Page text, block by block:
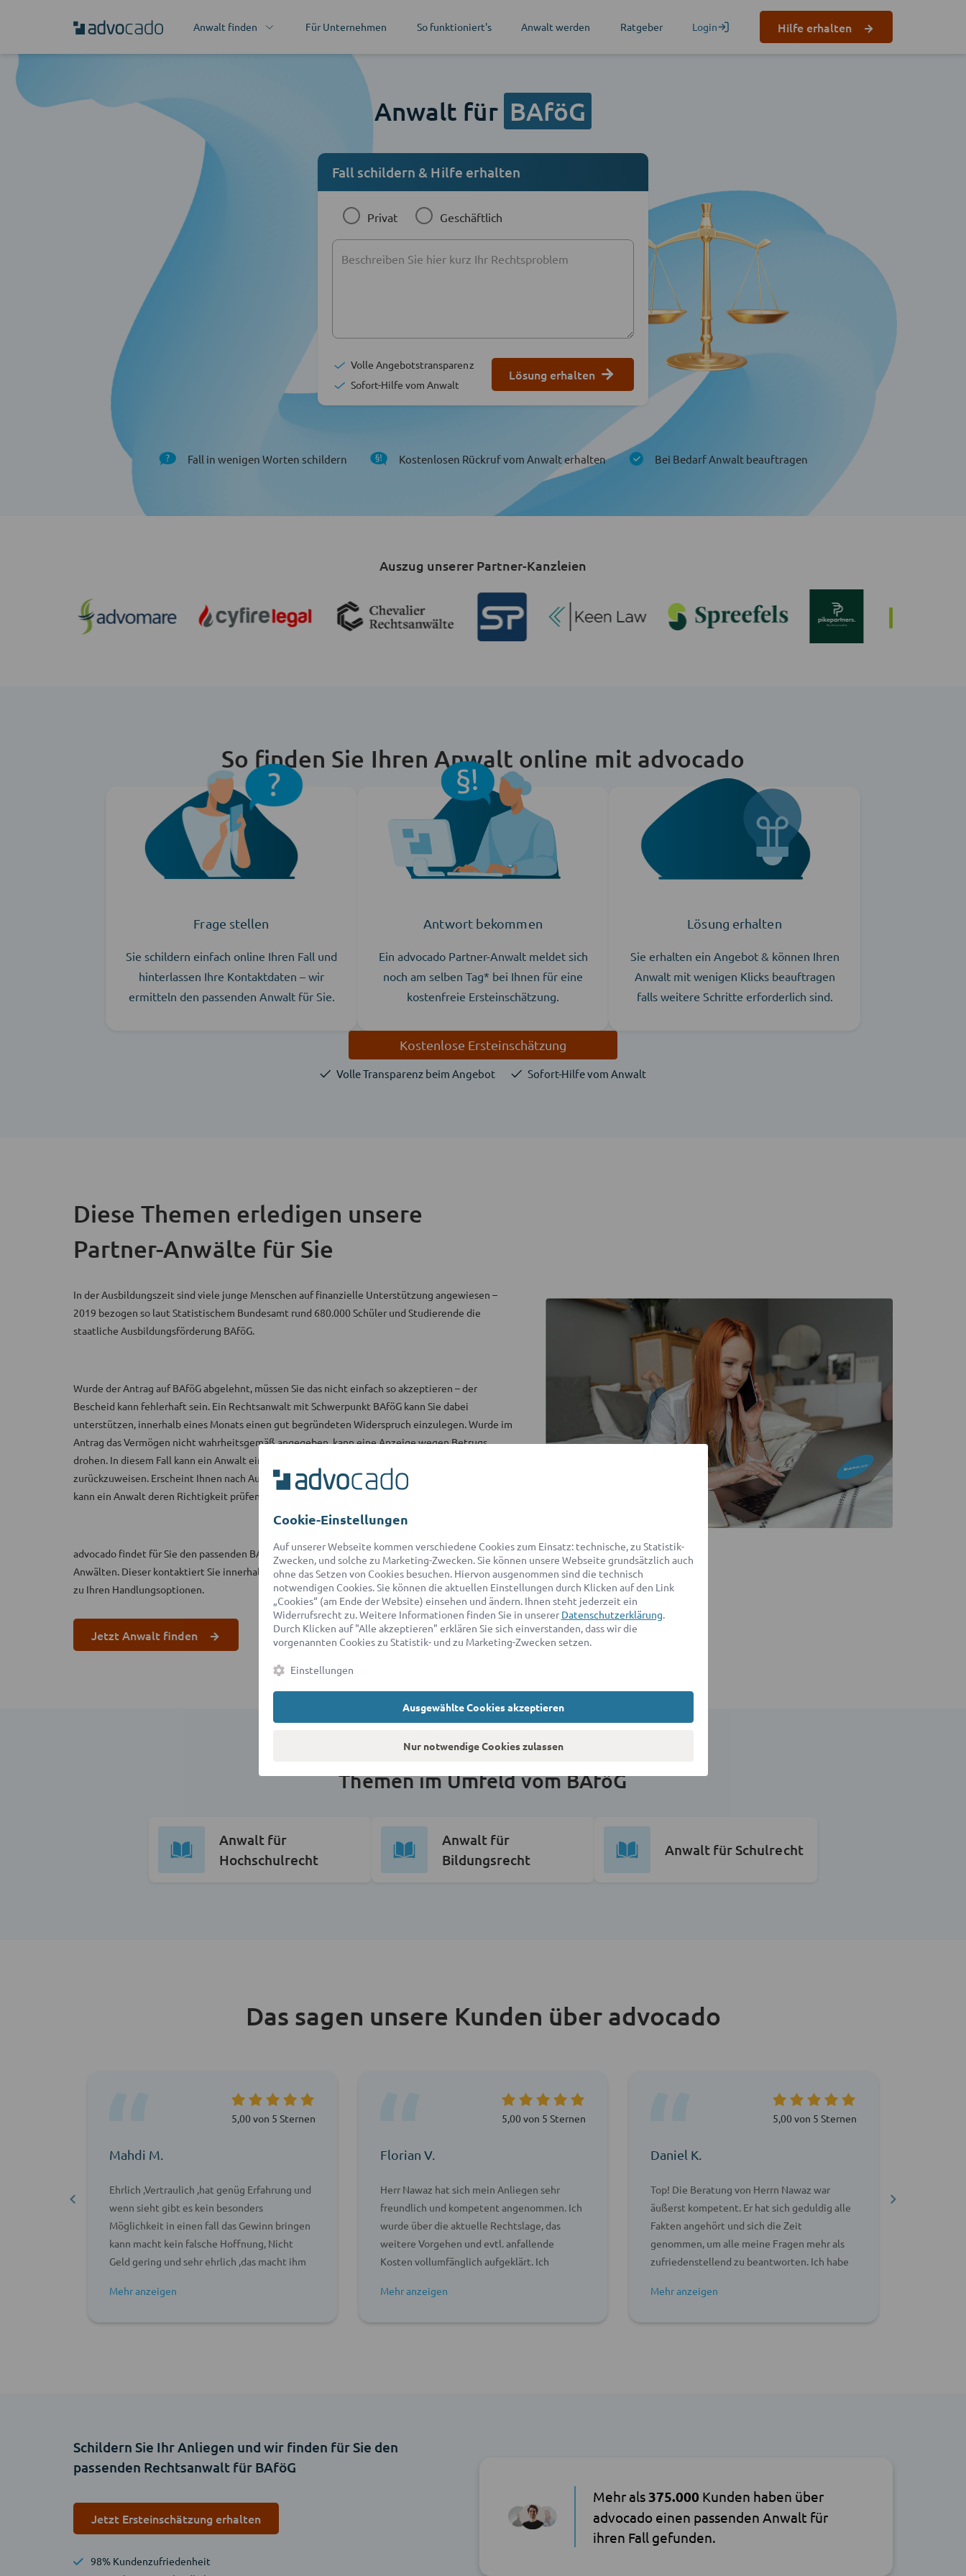
Anwalt finden Für Unternehmen So funktioniert's Anwalt werden Ratgeber Login Hilfe erhalten
Anwalt für BAföG
Fall schildern & Hilfe erhalten
Privat Geschäftlich
Volle Angebotstransparenz
Sofort-Hilfe vom Anwalt
Lösung erhalten
Fall in wenigen Worten schildern Kostenlosen Rückruf vom Anwalt erhalten Bei Bedarf Anwalt beauftragen
Auszug unserer Partner-Kanzleien
So finden Sie Ihren Anwalt online mit advocado
Frage stellen
Sie schildern einfach online Ihren Fall und
hinterlassen Ihre Kontaktdaten – wir
ermitteln den passenden Anwalt für Sie.
Antwort bekommen
Ein advocado Partner-Anwalt meldet sich
noch am selben Tag* bei Ihnen für eine
kostenfreie Ersteinschätzung.
Lösung erhalten
Sie erhalten ein Angebot & können Ihren
Anwalt mit wenigen Klicks beauftragen
falls weitere Schritte erforderlich sind.
Kostenlose Ersteinschätzung
Volle Transparenz beim Angebot Sofort-Hilfe vom Anwalt
Diese Themen erledigen unsere
Partner-Anwälte für Sie
In der Ausbildungszeit sind viele junge Menschen auf finanzielle Unterstützung angewiesen –
2019 bezogen so laut Statistischem Bundesamt rund 680.000 Schüler und Studierende die
staatliche Ausbildungsförderung BAföG.
Wurde der Antrag auf BAföG abgelehnt, müssen Sie das nicht einfach so akzeptieren – der
Bescheid kann fehlerhaft sein. Ein Rechtsanwalt mit Schwerpunkt BAföG kann Sie dabei
unterstützen, innerhalb eines Monats einen gut begründeten Widerspruch einzulegen. Wurde im
Antrag das Vermögen nicht wahrheitsgemäß angegeben, kann eine Anzeige wegen Betrugs
drohen. In diesem Fall kann ein Anwalt eine zielführende Strategie erarbeiten, um die Vorwürfe
zurückzuweisen. Erscheint Ihnen nach Ausbildungsende die geforderte Rückzahlung zu hoch,
kann ein Anwalt deren Richtigkeit prüfen.
advocado findet für Sie den passenden BAföG-Anwalt aus einem Netzwerk mit über 550 Partner-
Anwälten. Dieser kontaktiert Sie innerhalb von 2 Stunden
für eine kostenlose Ersteinschätzung
zu Ihren Handlungsoptionen.
Jetzt Anwalt finden
Themen im Umfeld vom BAföG
Anwalt für
Hochschulrecht
Anwalt für
Bildungsrecht
Anwalt für Schulrecht
Das sagen unsere Kunden über advocado
5,00 von 5 Sternen
Mahdi M.
Ehrlich ,Vertraulich ,hat genüg Erfahrung und
wenn sieht gibt es kein besonders
Möglichkeit in einen fall das Gewinn bringen
kann macht kein falsche Hoffnung, Nicht
Geld gering und sehr ehrlich ,das macht ihm
5,00 von 5 Sternen
Florian V.
Herr Nawaz hat sich mein Anliegen sehr
freundlich und kompetent angenommen. Ich
wurde über die aktuelle Rechtslage, das
weitere Vorgehen und evtl. anfallende
Kosten vollumfänglich aufgeklärt. Ich
5,00 von 5 Sternen
Daniel K.
Top! Die Beratung von Herrn Nawaz war
äußerst kompetent. Er hat sich geduldig alle
Fakten angehört und sich die Zeit
genommen, um alle meine Fragen mehr als
zufriedenstellend zu beantworten. Ich habe
konstruktiv empfunden und würde ihn auf
Schildern Sie Ihr Anliegen und wir finden für Sie den
passenden Rechtsanwalt für BAföG
Jetzt Ersteinschätzung erhalten
98% Kundenzufriedenheit
Mehr als375.000 Kunden haben über
advocado einen passenden Anwalt für
ihren Fall gefunden.
Cookie-Einstellungen
Auf unserer Webseite kommen verschiedene Cookies zum Einsatz: technische, zu Statistik-
Zwecken, und solche zu Marketing-Zwecken. Sie können unsere Webseite grundsätzlich auch
ohne das Setzen von Cookies besuchen. Hiervon ausgenommen sind die technisch
notwendigen Cookies. Sie können die aktuellen Einstellungen durch Klicken auf den Link
„Cookies“ (am Ende der Website) einsehen und ändern. Ihnen steht jederzeit ein
Widerrufsrecht zu. Weitere Informationen finden Sie in unserer Datenschutzerklärung.
Durch Klicken auf "Alle akzeptieren" erklären Sie sich einverstanden, dass wir die
vorgenannten Cookies zu Statistik- und zu Marketing-Zwecken setzen.
Einstellungen
Ausgewählte Cookies akzeptieren
Nur notwendige Cookies zulassen